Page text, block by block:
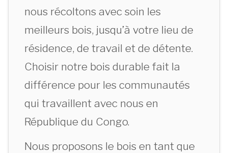
nous récoltons avec soin les
meilleurs bois, jusqu’à votre lieu de
résidence, de travail et de détente.
Choisir notre bois durable fait la
différence pour les communautés
qui travaillent avec nous en
République du Congo.
Nous proposons le bois en tant que